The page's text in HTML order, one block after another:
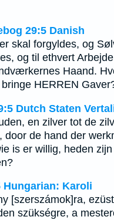
29:5 Danish
skal forgyldes, og
og til ethvert
Haand.
HERREN
Dutch Staten
en zilver tot de
door de hand der
is er willig, heden
Hungarian: Karoli
[szerszámok]ra,
szükségre, a